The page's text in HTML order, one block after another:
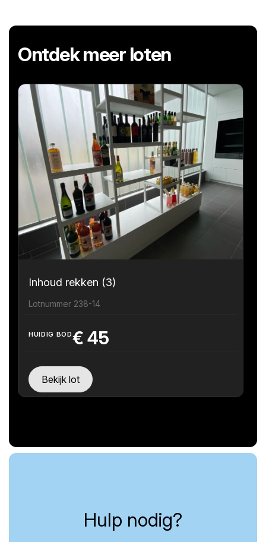
Ontdek meer loten
Inhoud rekken (3)
Lotnummer 238-14
HUIDIG BOD€ 45
Bekijk lot
Hulp nodig?